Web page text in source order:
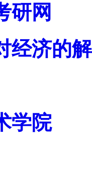
研网
经济的
学院